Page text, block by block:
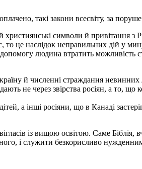
такі закони всесвіту, за
християнські символи й привітання
то це наслідок неправильних дій у
людина втратить
й численні страждання
не через звірства росіян, а то,
а інші росіяни, що в Канаді
із вищою освітою. Саме
і служити безкорисливо